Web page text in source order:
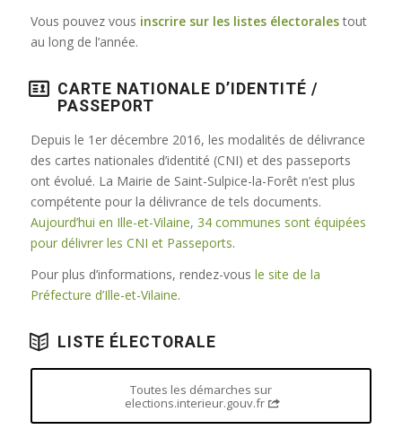
Vous pouvez vous inscrire sur les listes électoralestout
au long de l’année.
CARTE NATIONALE D’IDENTITÉ /
PASSEPORT
Depuis le 1er décembre 2016, les modalités de délivrance
des cartes nationales d’identité (CNI) et des passeports
ont évolué. La Mairie de Saint-Sulpice-la-Forêt n’est plus
compétente pour la délivrance de tels documents.
Aujourd’hui en Ille-et-Vilaine, 34 communes sont équipées
pour délivrer les CNI et Passeports.
Pour plus d’informations, rendez-vous le site de la
Préfecture d’Ille-et-Vilaine.
LISTE ÉLECTORALE
Toutes les démarches sur
elections.interieur.gouv.fr